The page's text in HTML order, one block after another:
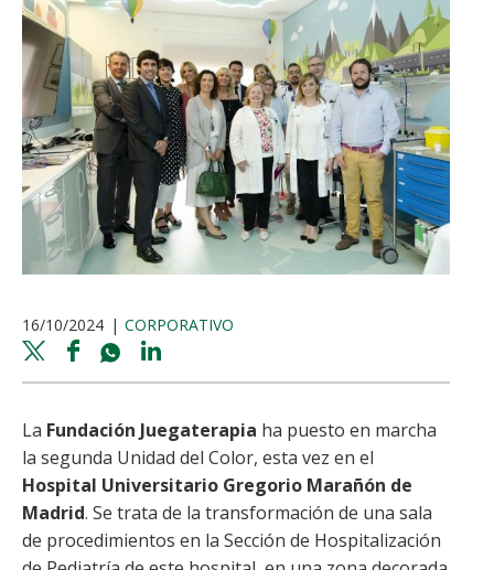
16/10/2024 CORPORATIVO
Twitter
share
Facebook
share
Whatsapp
shareshare
La Fundación Juegaterapia ha puesto en marcha
la segunda Unidad del Color, esta vez en el
Hospital Universitario Gregorio Marañón de
Madrid. Se trata de la transformación de una sala
de procedimientos en la Sección de Hospitalización